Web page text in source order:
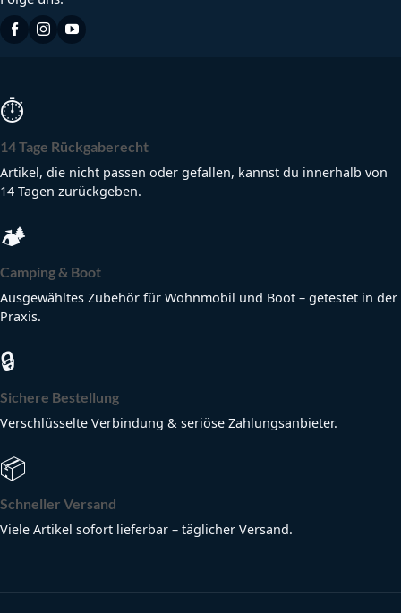
⏱
14 Tage Rückgaberecht
Artikel, die nicht passen oder gefallen, kannst du innerhalb von
14 Tagen zurückgeben.
🏕
Camping & Boot
Ausgewähltes Zubehör für Wohnmobil und Boot – getestet in der
Praxis.
🔒
Sichere Bestellung
Verschlüsselte Verbindung & seriöse Zahlungsanbieter.
📦
Schneller Versand
Viele Artikel sofort lieferbar – täglicher Versand.